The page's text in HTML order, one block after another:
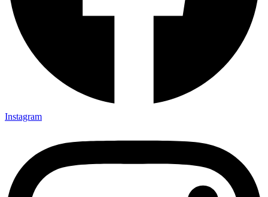
Instagram